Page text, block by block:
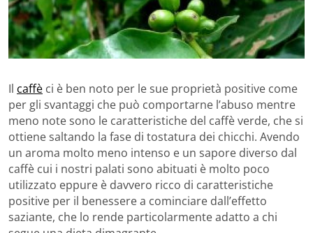
Il caffè ci è ben noto per le sue proprietà positive come
per gli svantaggi che può comportarne l’abuso mentre
meno note sono le caratteristiche del caffè verde, che si
ottiene saltando la fase di tostatura dei chicchi. Avendo
un aroma molto meno intenso e un sapore diverso dal
caffè cui i nostri palati sono abituati è molto poco
utilizzato eppure è davvero ricco di caratteristiche
positive per il benessere a cominciare dall’effetto
saziante, che lo rende particolarmente adatto a chi